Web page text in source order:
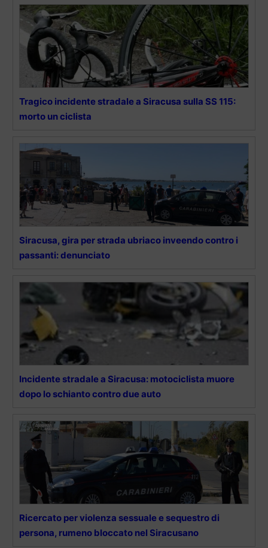
Tragico incidente stradale a Siracusa sulla SS 115:
morto un ciclista
Siracusa, gira per strada ubriaco inveendo contro i
passanti: denunciato
Incidente stradale a Siracusa: motociclista muore
dopo lo schianto contro due auto
Ricercato per violenza sessuale e sequestro di
persona, rumeno bloccato nel Siracusano